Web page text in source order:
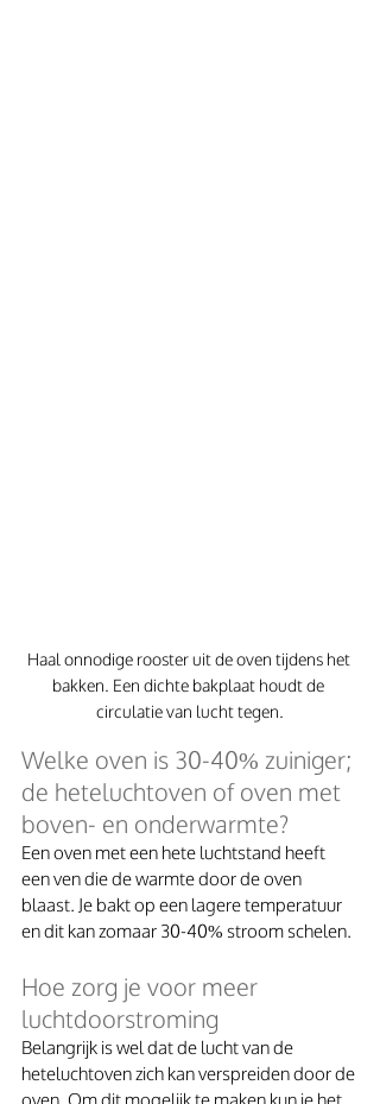
Haal onnodige rooster uit de oven tijdens het
bakken. Een dichte bakplaat houdt de
circulatie van lucht tegen.
Welke oven is 30-40% zuiniger;
de heteluchtoven of oven met
boven- en onderwarmte?
Een oven met een hete luchtstand heeft
een ven die de warmte door de oven
blaast. Je bakt op een lagere temperatuur
en dit kan zomaar 30-40% stroom schelen.
Hoe zorg je voor meer
luchtdoorstroming
Belangrijk is wel dat de lucht van de
heteluchtoven zich kan verspreiden door de
oven. Om dit mogelijk te maken kun je het